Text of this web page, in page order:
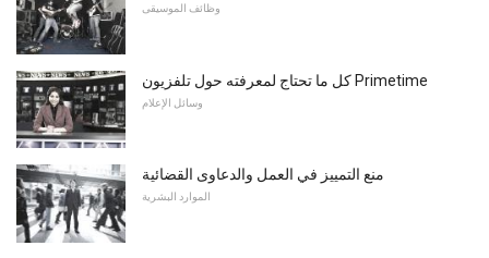
وظائف الموسيقى
كل ما تحتاج لمعرفته حول تلفزيون Primetime
وسائل الإعلام
منع التمييز في العمل والدعاوى القضائية
الموارد البشرية